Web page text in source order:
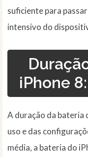
suficiente para
intensivo do
iPhone
A duração da bateria
uso e das
média, a bateria do